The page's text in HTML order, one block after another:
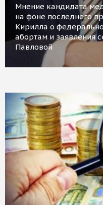
Мнение кандидата
на фоне последнего
Кирилла о
абортам и заявления
Павловой